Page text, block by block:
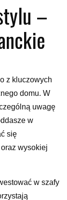
–
z kluczowych
domu. W
uwagę
w
się
wysokiej
w szafy